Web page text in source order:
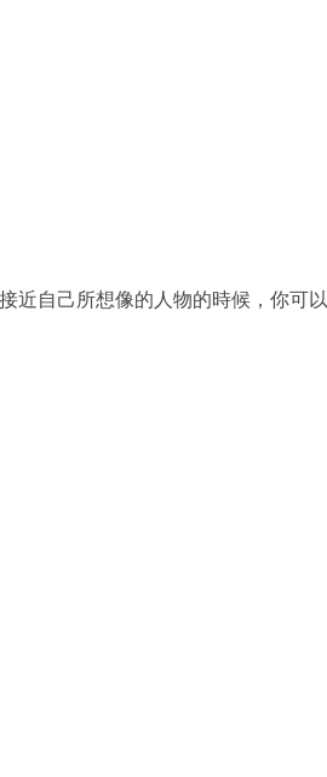
近自己所想像的人物的時候，你可以